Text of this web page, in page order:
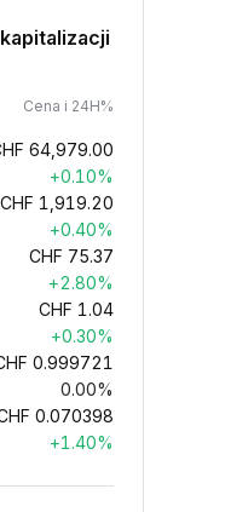
Cena i 24H%
64,979.00
+0.10%
CHF 1,919.20
+0.40%
CHF 75.37
+2.80%
CHF 1.04
+0.30%
0.999721
0.00%
0.070398
+1.40%